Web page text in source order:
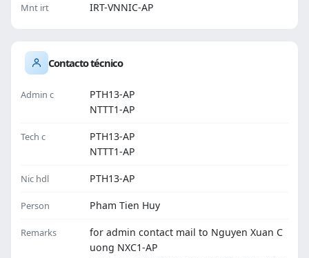
Mnt irt IRT-VNNIC-AP
Contacto técnico
Admin c
PTH13-AP
NTTT1-AP
Tech c
PTH13-AP
NTTT1-AP
Nic hdl PTH13-AP
Person Pham Tien Huy
Remarks
for admin contact mail to Nguyen Xuan C
uong NXC1-AP